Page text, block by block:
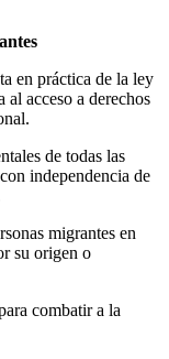
en práctica de la ley
al acceso a derechos
de todas las
independencia de
migrantes en
su origen o
combatir a la